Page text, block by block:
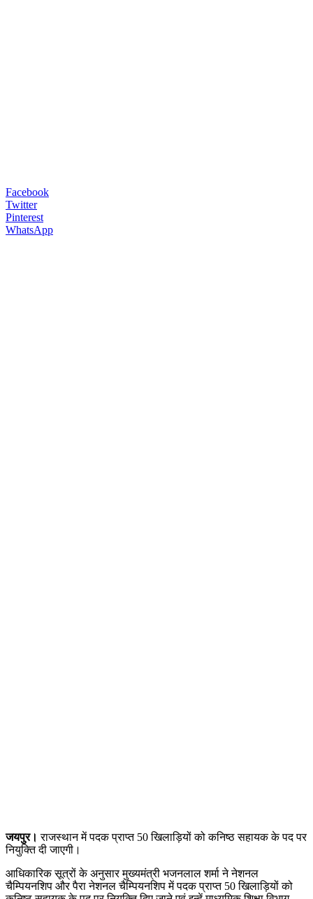
Facebook
Twitter
Pinterest
WhatsApp
जयपुर। राजस्थान में पदक प्राप्त 50 खिलाड़ियों को कनिष्ठ सहायक के पद पर
नियुक्ति दी जाएगी।
आधिकारिक सूत्रों के अनुसार मुख्यमंत्री भजनलाल शर्मा ने नेशनल
चैम्पियनशिप और पैरा नेशनल चैम्पियनशिप में पदक प्राप्त 50 खिलाड़ियों को